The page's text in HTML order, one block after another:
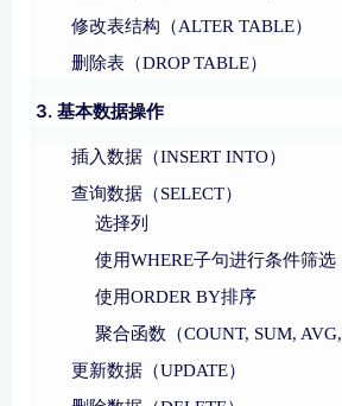
修改表结构（ALTER TABLE）
删除表（DROP TABLE）
3. 基本数据操作
插入数据（INSERT INTO）
查询数据（SELECT）
选择列
使用WHERE子句进行条件筛选
使用ORDER BY排序
聚合函数（COUNT, SUM,
更新数据（UPDATE）